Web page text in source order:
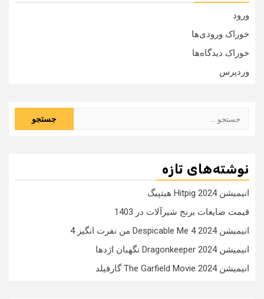
ورود
خوراک ورودی‌ها
خوراک دیدگاه‌ها
وردپرس
نوشته‌های تازه
انیمیشن Hitpig 2024 هیتپیگ
قیمت ضایعات برنج شیرآلات در 1403
انیمیشن Despicable Me 4 2024 من نفرت انگیز 4
انیمیشن Dragonkeeper 2024 نگهبان اژدها
انیمیشن The Garfield Movie 2024 گارفیلد